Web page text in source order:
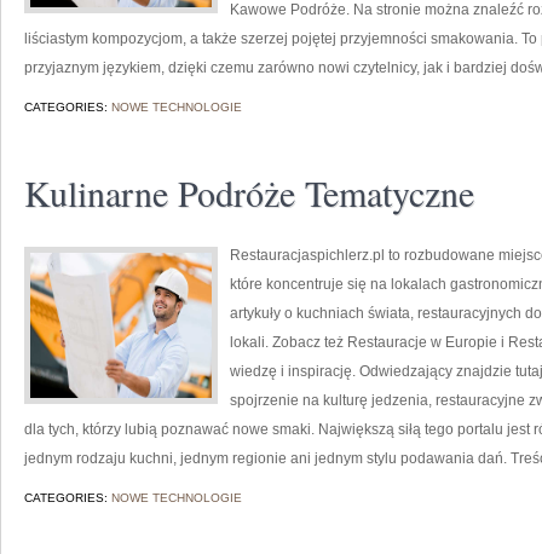
Kawowe Podróże. Na stronie można znaleźć
liściastym kompozycjom, a także szerzej pojętej przyjemności smakowania.
przyjaznym językiem, dzięki czemu zarówno nowi czytelnicy, jak i bardziej
CATEGORIES: NOWE TECHNOLOGIE
Kulinarne Podróże Tematyczne
Restauracjaspichlerz.pl to rozbudowane
które koncentruje się na lokalach
artykuły o kuchniach świata, restauracyjnych
lokali. Zobacz też Restauracje w Europie i
wiedzę i inspirację. Odwiedzający znajdzie
spojrzenie na kulturę jedzenia, restauracyjne
dla tych, którzy lubią poznawać nowe smaki. Największą siłą tego portalu jest
jednym rodzaju kuchni, jednym regionie ani jednym stylu podawania dań.
CATEGORIES: NOWE TECHNOLOGIE